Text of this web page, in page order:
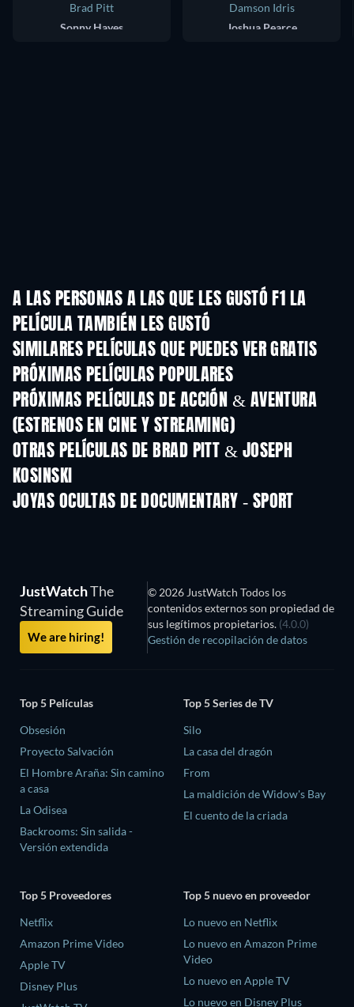
Brad Pitt
Sonny Hayes
Damson Idris
Joshua Pearce
A LAS PERSONAS A LAS QUE LES GUSTÓ F1 LA
PELÍCULA TAMBIÉN LES GUSTÓ
SIMILARES PELÍCULAS QUE PUEDES VER GRATIS
PRÓXIMAS PELÍCULAS POPULARES
PRÓXIMAS PELÍCULAS DE ACCIÓN & AVENTURA
(ESTRENOS EN CINE Y STREAMING)
OTRAS PELÍCULAS DE BRAD PITT & JOSEPH
KOSINSKI
JOYAS OCULTAS DE DOCUMENTARY - SPORT
JustWatchThe
Streaming Guide
We are hiring!
© 2026 JustWatch Todos los
contenidos externos son propiedad de
sus legítimos propietarios. (4.0.0)
Gestión de recopilación de datos
Top 5 Películas
Obsesión
Proyecto Salvación
El Hombre Araña: Sin camino
a casa
La Odisea
Backrooms: Sin salida -
Versión extendida
Top 5 Series de TV
Silo
La casa del dragón
From
La maldición de Widow's Bay
El cuento de la criada
Top 5 Proveedores
Netflix
Amazon Prime Video
Apple TV
Disney Plus
Top 5 nuevo en proveedor
Lo nuevo en Netflix
Lo nuevo en Amazon Prime
Video
Lo nuevo en Apple TV
Lo nuevo en Disney Plus